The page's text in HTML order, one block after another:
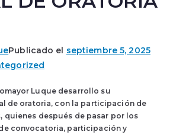
Publicado el septiembre 5, 2025
Luque desarrollo su
de oratoria, con la participación de
quienes después de pasar por los
convocatoria, participación y